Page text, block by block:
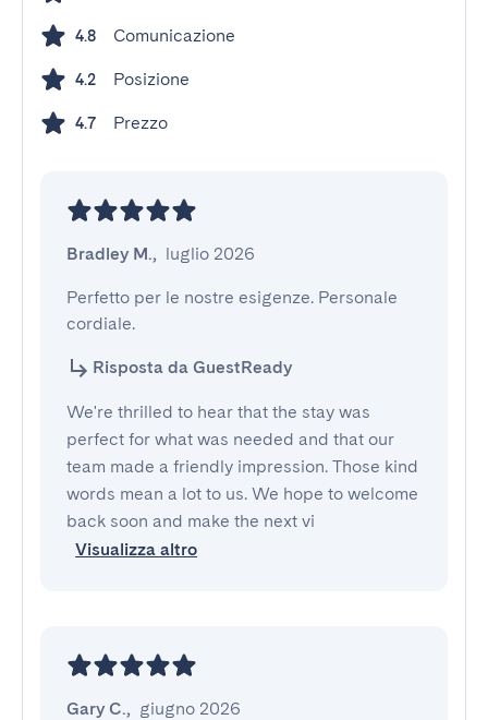
4.8 Comunicazione
4.2 Posizione
4.7 Prezzo
Bradley M., luglio 2026
Perfetto per le nostre esigenze. Personale
cordiale.
Risposta da GuestReady
We're thrilled to hear that the stay was
perfect for what was needed and that our
team made a friendly impression. Those kind
words mean a lot to us. We hope to welcome
back soon and make the next vi
Visualizza altro
Gary C., giugno 2026